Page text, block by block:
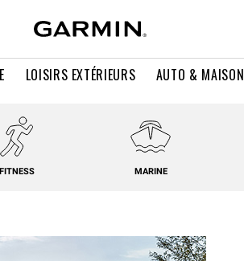
LOISIRS EXTÉRIEURS AUTO & MAISON
FITNESS MARINE